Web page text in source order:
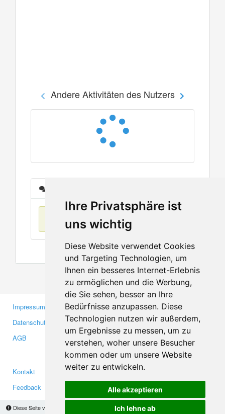
Ihre Privatsphäre ist
uns wichtig
Diese Website verwendet Cookies
und Targeting Technologien, um
Ihnen ein besseres Internet-Erlebnis
zu ermöglichen und die Werbung,
die Sie sehen, besser an Ihre
Bedürfnisse anzupassen. Diese
Technologien nutzen wir außerdem,
um Ergebnisse zu messen, um zu
verstehen, woher unsere Besucher
kommen oder um unsere Website
weiter zu entwickeln.
Alle akzeptieren
Ich lehne ab
Diese Seite verwendet Cookies, um Informationen auf Ihrem Computer zu speichern.
Andere Aktivitäten des Nutzers
Keine Einträge
Impressum
Datenschutzerklärung
AGB
Gewerbetreibende
Investoren
Medien
Kontakt
Feedback
Facebook
Twitter
YouTube